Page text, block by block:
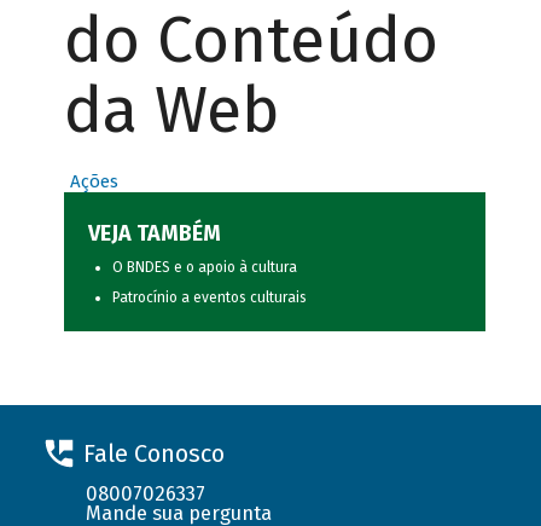
do Conteúdo
da Web
Ações
VEJA TAMBÉM
O BNDES e o apoio à cultura
Patrocínio a eventos culturais
Fale Conosco
08007026337
Mande sua pergunta